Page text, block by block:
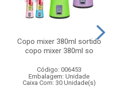
Copo mixer 380ml sortido
copo mixer 380ml so
Código: 006453
Embalagem: Unidade
Caixa Com: 30 Unidade(s)